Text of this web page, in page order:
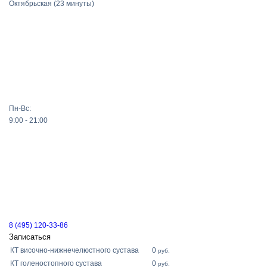
Октябрьская (23 минуты)
Пн-Вс:
9:00 - 21:00
8 (495) 120-33-86
Записаться
КТ височно-нижнечелюстного сустава 0 руб.
КТ голеностопного сустава 0 руб.